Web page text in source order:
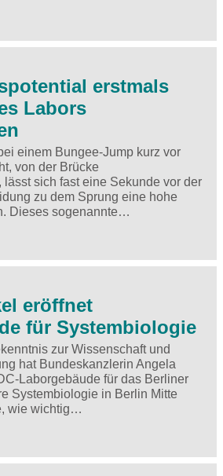
erstmals
Labors
einem Bungee-Jump kurz vor
von der Brücke
lässt sich fast eine Sekunde vor der
zu dem Sprung eine hohe
Dieses sogenannte…
eröffnet
für Systembiologie
zur Wissenschaft und
hat Bundeskanzlerin Angela
Laborgebäude für das Berliner
Systembiologie in Berlin Mitte
wie wichtig…